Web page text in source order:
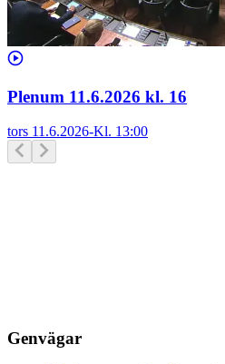
Plenum 11.6.2026 kl. 16
tors 11.6.2026-Kl. 13:00
Genvägar